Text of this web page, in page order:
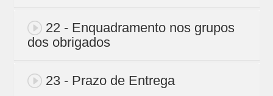
22 - Enquadramento nos grupos
dos obrigados
23 - Prazo de Entrega